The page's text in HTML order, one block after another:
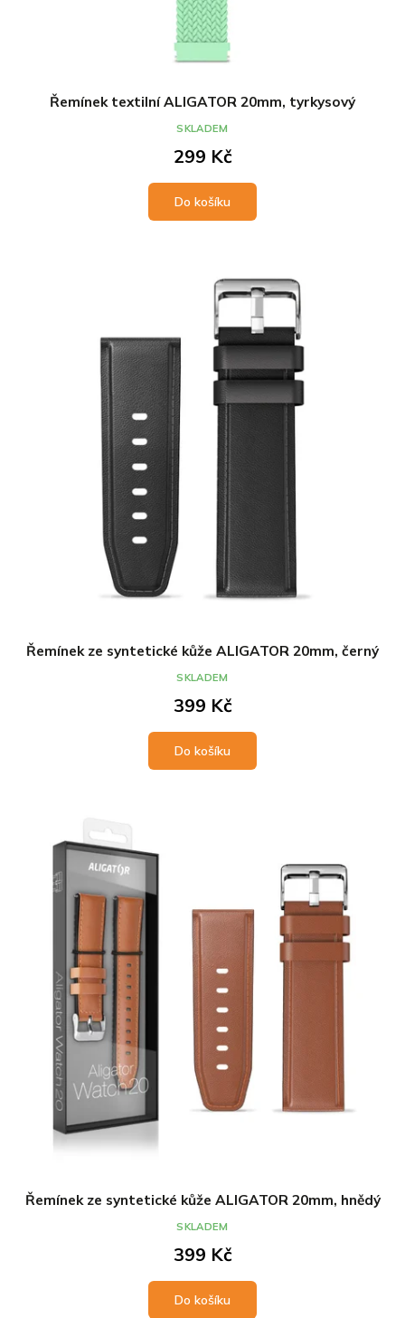
Řemínek textilní ALIGATOR 20mm, tyrkysový
299 Kč
Do košíku
SKLADEM
Řemínek ze syntetické kůže ALIGATOR 20mm, černý
399 Kč
Do košíku
SKLADEM
Řemínek ze syntetické kůže ALIGATOR 20mm, hnědý
399 Kč
Do košíku
SKLADEM